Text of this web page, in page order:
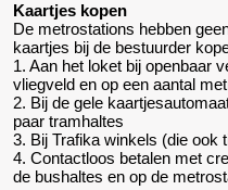
Kaartjes kopen
De metrostations hebben
kaartjes bij de bestuurder
1. Aan het loket bij openbaar
vliegveld en op een aantal
2. Bij de gele
paar tramhaltes
3. Bij Trafika winkels (die ook
4. Contactloos betalen met
de bushaltes en op de